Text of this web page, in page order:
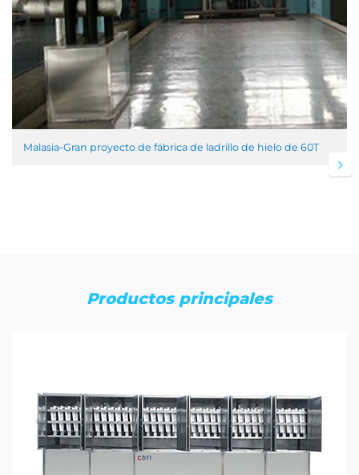
Malasia-Gran proyecto de fábrica de ladrillo de hielo de 60T
Productos principales